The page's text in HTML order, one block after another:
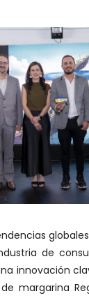
de
innovación
margarina